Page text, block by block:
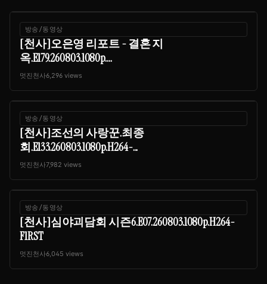
방송/동영상
[천사]오은영 리포트 - 결혼 지
옥.E179.260803.1080p....
멋진천사6,296 views
방송/동영상
[천사]조선의 사랑꾼.최종
회.E133.260803.1080p.H264-...
멋진천사7,982 views
방송/동영상
[천사]심야괴담회 시즌6.E07.260803.1080p.H264-
F1RST
멋진천사6,045 views